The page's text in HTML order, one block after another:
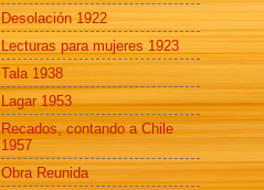
Desolación 1922
Lecturas para mujeres 1923
Tala 1938
Lagar 1953
Recados, contando a Chile
1957
Obra Reunida